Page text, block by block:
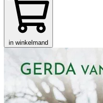
in winkelmand